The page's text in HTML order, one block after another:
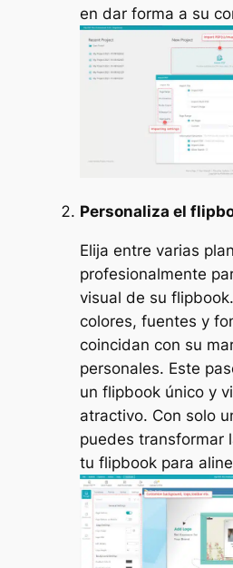
en dar forma a su
Personaliza el
Elija entre varias
profesionalmente
visual de su
colores, fuentes y
coincidan con su
personales. Este
un flipbook único y
atractivo. Con solo
puedes transformar
tu flipbook para